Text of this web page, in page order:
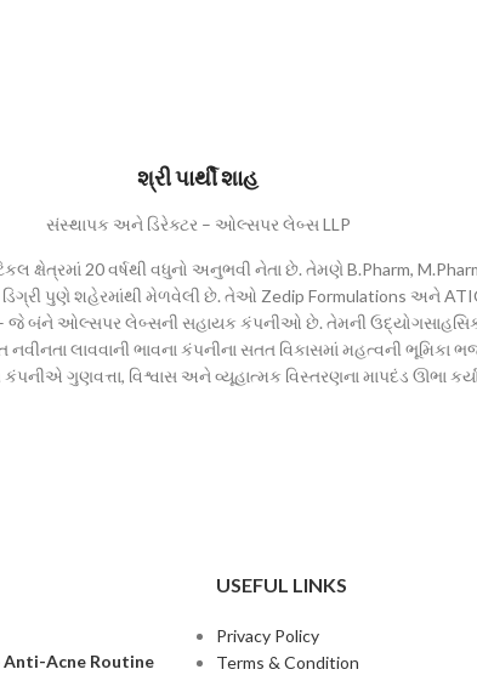
શ્રી પાર્થી શાહ
સંસ્થાપક અને ડિરેક્ટર – ઓલ્સપર લેબ્સ LLP
ક્ષેત્રમાં 20 વર્ષથી વધુનો અનુભવી નેતા છે. તેમણે B.Pharm,
પુણે શહેરમાંથી મેળવેલી છે. તેઓ Zedip Formulations અને
– જે બંને ઓલ્સપર લેબ્સની સહાયક કંપનીઓ છે. તેમની
લાવવાની ભાવના કંપનીના સતત વિકાસમાં મહત્વની ભૂમિકા
ગુણવત્તા, વિશ્વાસ અને વ્યૂહાત્મક વિસ્તરણના માપદંડ ઊભા
Anti-Acne Routine
USEFUL LINKS
Privacy Policy
Terms & Condition